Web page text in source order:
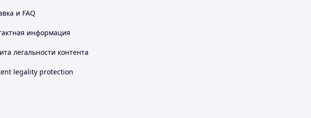
и FAQ
информация
легальности контента
legality protection